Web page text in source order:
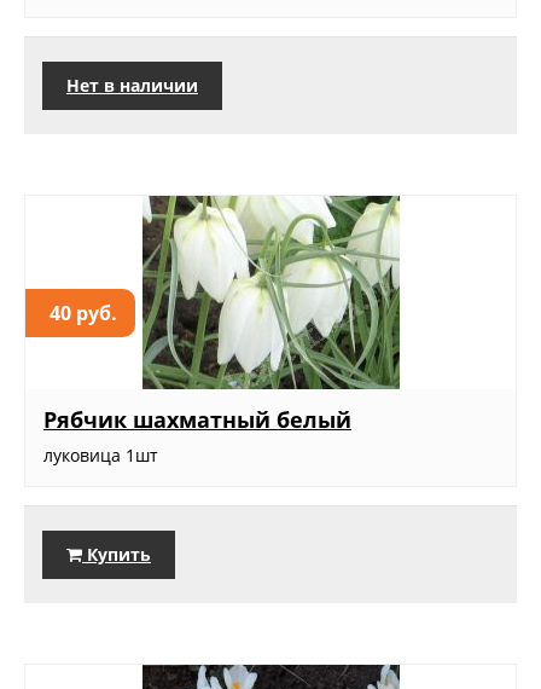
Нет в наличии
40 руб.
Рябчик шахматный белый
луковица 1шт
Купить